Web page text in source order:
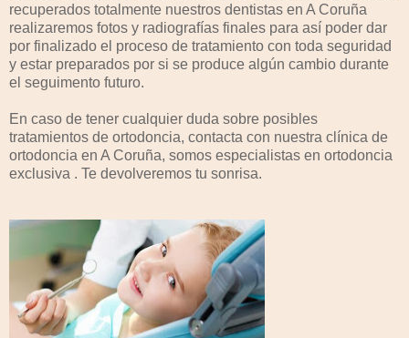
recuperados totalmente nuestros dentistas en A Coruña
realizaremos fotos y radiografías finales para así poder dar
por finalizado el proceso de tratamiento con toda seguridad
y estar preparados por si se produce algún cambio durante
el seguimento futuro.
En caso de tener cualquier duda sobre posibles
tratamientos de ortodoncia, contacta con nuestra clínica de
ortodoncia en A Coruña, somos especialistas en ortodoncia
exclusiva . Te devolveremos tu sonrisa.